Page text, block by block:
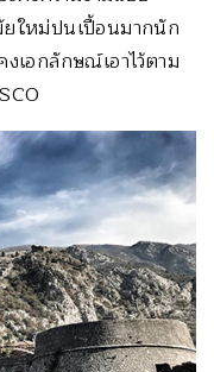
ยใหม่ปนเปื้อนมากนัก
เอกลักษณ์เอาไว้ตาม